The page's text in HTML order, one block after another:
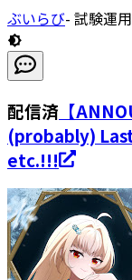
ぶいらび- 試験運
配信済 【
(probably)
etc.!!!